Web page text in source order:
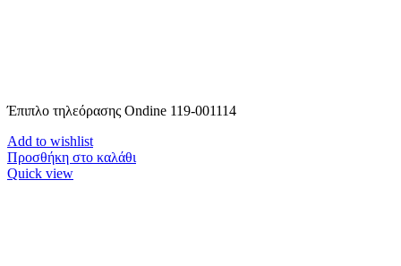
Έπιπλο τηλεόρασης Ondine 119-001114
Add to wishlist
Προσθήκη στο καλάθι
Quick view